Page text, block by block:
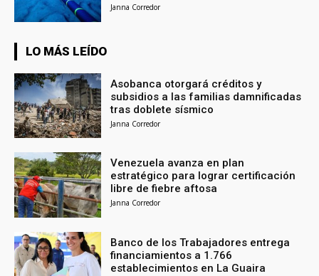
Janna Corredor
LO MÁS LEÍDO
Asobanca otorgará créditos y
subsidios a las familias damnificadas
tras doblete sísmico
Janna Corredor
Venezuela avanza en plan
estratégico para lograr certificación
libre de fiebre aftosa
Janna Corredor
Banco de los Trabajadores entrega
financiamientos a 1.766
establecimientos en La Guaira